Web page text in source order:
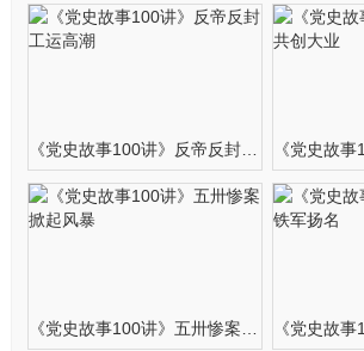
《党史故事100讲》反帝反封 工运高潮